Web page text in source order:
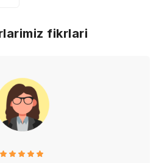
fikrlari